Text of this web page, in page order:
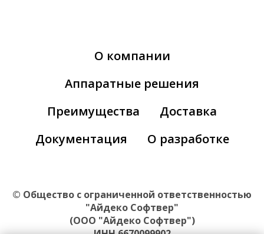
О компании
Аппаратные решения
Преимущества
Доставка
Документация
О разработке
© Общество с ограниченной ответственностью
"Айдеко Софтвер"
(ООО "Айдеко Софтвер")